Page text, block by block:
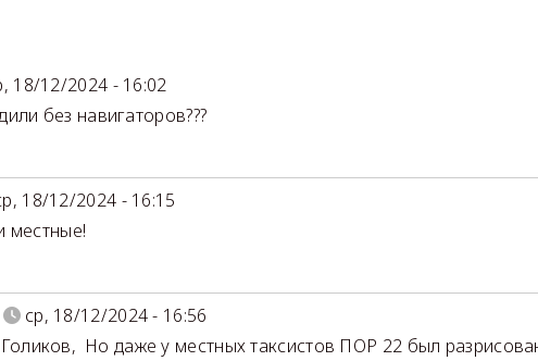
18/12/2024 - 16:02
без навигаторов???
18/12/2024 - 16:15
местные!
ср, 18/12/2024 - 16:56
, Но даже у местных таксистов ПОР 22 был